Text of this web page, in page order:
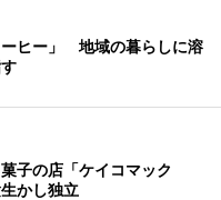
ーヒー」 地域の暮らしに溶
子の店「ケイコマック
かし独立